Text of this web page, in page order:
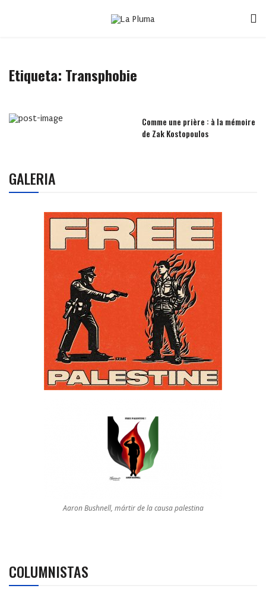
Etiqueta: Transphobie
Comme une prière : à la mémoire
de Zak Kostopoulos
GALERIA
Aaron Bushnell, mártir de la causa palestina
COLUMNISTAS